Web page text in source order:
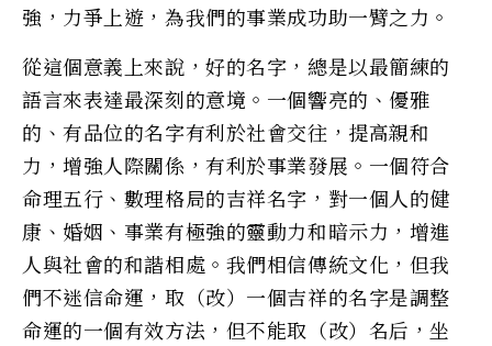
強，力爭上遊，為我們的事業成功助一臂之力。
從這個意義上來說，好的名字，總是以最簡練的
語言來表達最深刻的意境。一個響亮的、優雅
的、有品位的名字有利於社會交往，提高親和
力，增強人際關係，有利於事業發展。一個符合
命理五行、數理格局的吉祥名字，對一個人的健
康、婚姻、事業有極強的靈動力和暗示力，增進
人與社會的和諧相處。我們相信傳統文化，但我
們不迷信命運，取（改）一個吉祥的名字是調整
命運的一個有效方法，但不能取（改）名后，坐